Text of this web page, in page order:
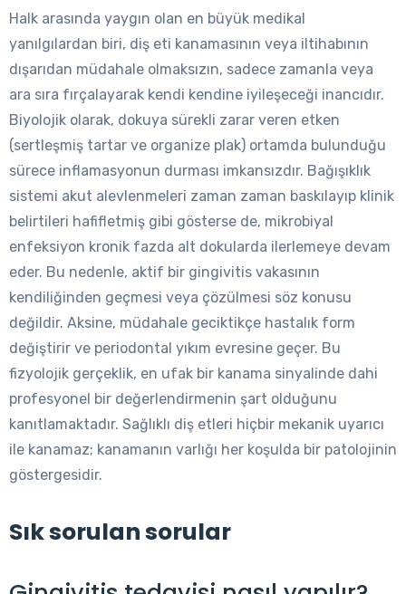
Halk arasında yaygın olan en büyük medikal
yanılgılardan biri, diş eti kanamasının veya iltihabının
dışarıdan müdahale olmaksızın, sadece zamanla veya
ara sıra fırçalayarak kendi kendine iyileşeceği inancıdır.
Biyolojik olarak, dokuya sürekli zarar veren etken
(sertleşmiş tartar ve organize plak) ortamda bulunduğu
sürece inflamasyonun durması imkansızdır. Bağışıklık
sistemi akut alevlenmeleri zaman zaman baskılayıp klinik
belirtileri hafifletmiş gibi gösterse de, mikrobiyal
enfeksiyon kronik fazda alt dokularda ilerlemeye devam
eder. Bu nedenle, aktif bir gingivitis vakasının
kendiliğinden geçmesi veya çözülmesi söz konusu
değildir. Aksine, müdahale geciktikçe hastalık form
değiştirir ve periodontal yıkım evresine geçer. Bu
fizyolojik gerçeklik, en ufak bir kanama sinyalinde dahi
profesyonel bir değerlendirmenin şart olduğunu
kanıtlamaktadır. Sağlıklı diş etleri hiçbir mekanik uyarıcı
ile kanamaz; kanamanın varlığı her koşulda bir patolojinin
göstergesidir.
Sık sorulan sorular